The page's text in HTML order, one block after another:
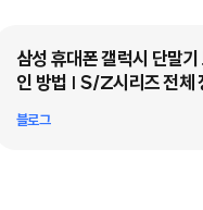
삼성 휴대폰 갤럭시 단말기
인 방법 | S/Z시리즈 전체
블로그